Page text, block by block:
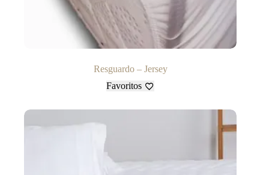
Resguardo – Jersey
Favoritos